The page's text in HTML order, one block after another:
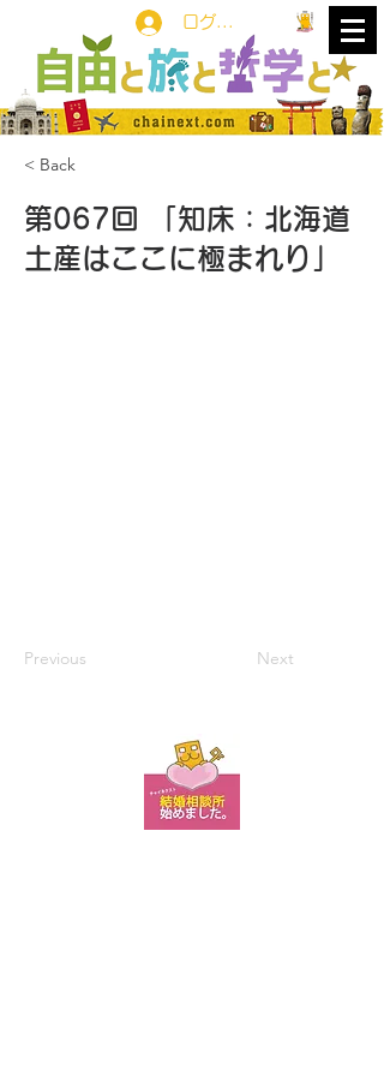
ログイン
< Back
第067回 「知床：北海道
土産はここに極まれり」
Previous Next